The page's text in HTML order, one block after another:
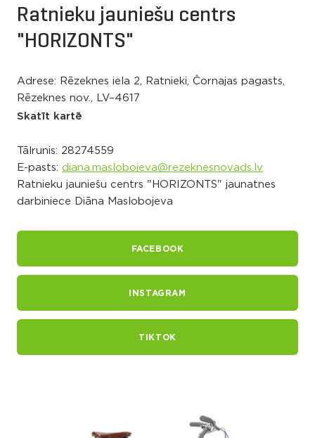
Ratnieku jauniešu centrs
"HORIZONTS"
Adrese: Rēzeknes iela 2, Ratnieki, Čornajas pagasts,
Rēzeknes nov., LV–4617
Skatīt kartē
Tālrunis: 28274559
E-pasts: diana.maslobojeva@rezeknesnovads.lv
Ratnieku jauniešu centrs "HORIZONTS" jaunatnes
darbiniece Diāna Maslobojeva
FACEBOOK
INSTAGRAM
TIKTOK